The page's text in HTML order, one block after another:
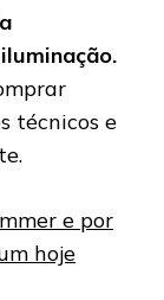
técnicos e
e por
hoje